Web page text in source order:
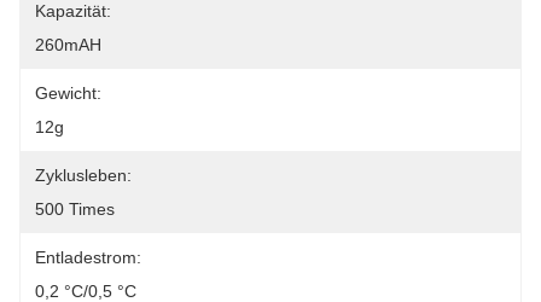
Kapazität:
260mAH
Gewicht:
12g
Zyklusleben:
500 Times
Entladestrom:
0,2 °C/0,5 °C